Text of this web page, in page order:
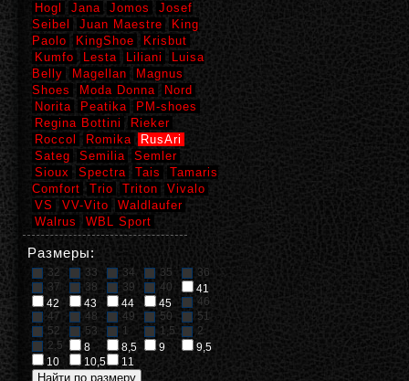
Hogl
Jana Jomos
Josef
Seibel
Juan Maestre
King
Paolo
KingShoe
Krisbut
Kumfo
Lesta Liliani
Luisa
Belly
Magellan
Magnus
Shoes
Moda Donna
Nord
Norita
Peatika
PM-shoes
Regina Bottini
Rieker
Roccol
Romika
RusAri
Sateg
Semilia
Semler
Sioux
Spectra Tais
Tamaris
Comfort
Trio Triton
Vivalo
VS
VV-Vito
Waldlaufer
Walrus
WBL Sport
Размеры:
32 33 34 35
36
37
38 39 40
41
42
43 44 45
46
47
48 49 50
51
52
53 1 1,5
2
2,5
8 8,5 9
9,5
10
10,5 11